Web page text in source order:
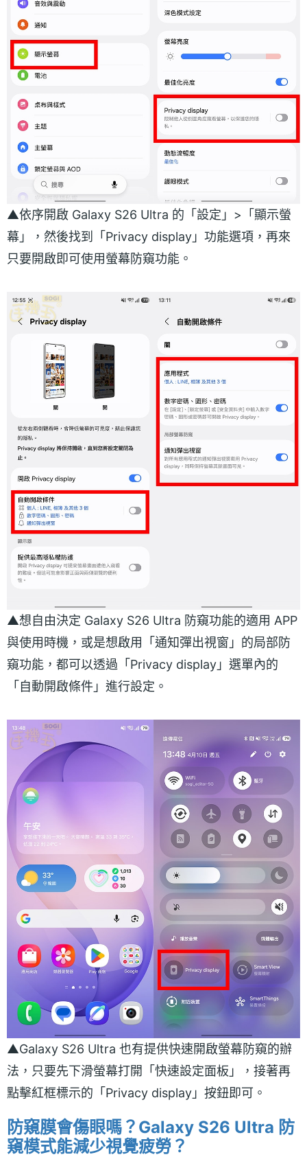
▲依序開啟 Galaxy S26 Ultra 的「設定」>「顯示螢
幕」，然後找到「Privacy display」功能選項，再來
只要開啟即可使用螢幕防窺功能。
▲想自由決定 Galaxy S26 Ultra 防窺功能的適用 APP
與使用時機，或是想啟用「通知彈出視窗」的局部防
窺功能，都可以透過「Privacy display」選單內的
「自動開啟條件」進行設定。
▲Galaxy S26 Ultra 也有提供快速開啟螢幕防窺的辦
法，只要先下滑螢幕打開「快速設定面板」，接著再
點擊紅框標示的「Privacy display」按鈕即可。
防窺膜會傷眼嗎？Galaxy S26 Ultra 防
窺模式能減少視覺疲勞？